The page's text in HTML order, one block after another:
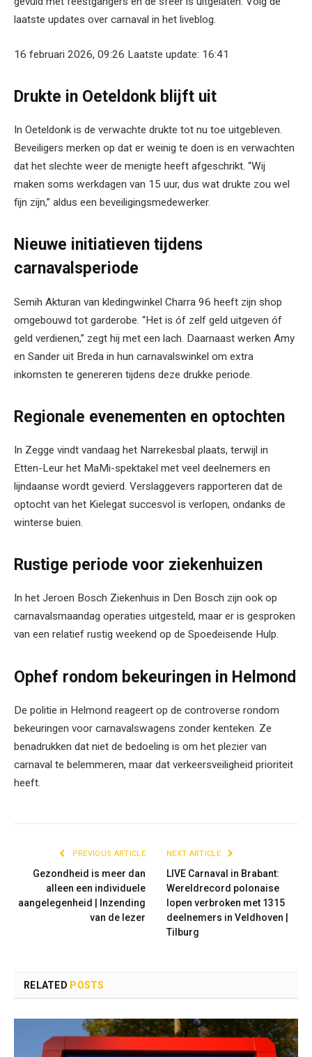
laatste updates over carnaval in het liveblog.
16 februari 2026, 09:26 Laatste update: 16:41
Drukte in Oeteldonk blijft uit
In Oeteldonk is de verwachte drukte tot nu toe uitgebleven.
Beveiligers merken op dat er weinig te doen is en verwachten
dat het slechte weer de menigte heeft afgeschrikt. “Wij
maken soms werkdagen van 15 uur, dus wat drukte zou wel
fijn zijn,” aldus een beveiligingsmedewerker.
Nieuwe initiatieven tijdens
carnavalsperiode
Semih Akturan van kledingwinkel Charra 96 heeft zijn shop
omgebouwd tot garderobe. “Het is óf zelf geld uitgeven óf
geld verdienen,” zegt hij met een lach. Daarnaast werken Amy
en Sander uit Breda in hun carnavalswinkel om extra
inkomsten te genereren tijdens deze drukke periode.
Regionale evenementen en optochten
In Zegge vindt vandaag het Narrekesbal plaats, terwijl in
Etten-Leur het MaMi-spektakel met veel deelnemers en
lijndaanse wordt gevierd. Verslaggevers rapporteren dat de
optocht van het Kielegat succesvol is verlopen, ondanks de
winterse buien.
Rustige periode voor ziekenhuizen
In het Jeroen Bosch Ziekenhuis in Den Bosch zijn ook op
carnavalsmaandag operaties uitgesteld, maar er is gesproken
van een relatief rustig weekend op de Spoedeisende Hulp.
Ophef rondom bekeuringen in Helmond
De politie in Helmond reageert op de controverse rondom
bekeuringen voor carnavalswagens zonder kenteken. Ze
benadrukken dat niet de bedoeling is om het plezier van
carnaval te belemmeren, maar dat verkeersveiligheid prioriteit
heeft.
PREVIOUS ARTICLE
Gezondheid is meer dan
alleen een individuele
aangelegenheid | Inzending
van de lezer
NEXT ARTICLE
LIVE Carnaval in Brabant:
Wereldrecord polonaise
lopen verbroken met 1315
deelnemers in Veldhoven |
Tilburg
RELATED POSTS